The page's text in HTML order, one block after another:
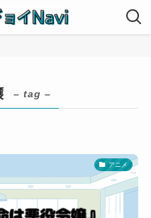
– tag –
アニメ